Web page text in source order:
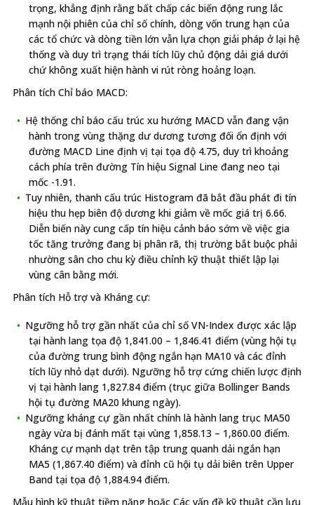
trọng, khẳng định rằng bất chấp các biến động rung lắc
mạnh nội phiên của chỉ số chính, dòng vốn trung hạn của
các tổ chức và dòng tiền lớn vẫn lựa chọn giải pháp ở lại hệ
thống và duy trì trạng thái tích lũy chủ động dải giá dưới
chứ không xuất hiện hành vi rút ròng hoảng loạn.
Phân tích Chỉ báo MACD:
Hệ thống chỉ báo cấu trúc xu hướng MACD vẫn đang vận
hành trong vùng thặng dư dương tương đối ổn định với
đường MACD Line định vị tại tọa độ 4.75, duy trì khoảng
cách phía trên đường Tín hiệu Signal Line đang neo tại
mốc -1.91.
Tuy nhiên, thanh cấu trúc Histogram đã bắt đầu phát đi tín
hiệu thu hẹp biên độ dương khi giảm về mốc giá trị 6.66.
Diễn biến này cung cấp tín hiệu cảnh báo sớm về việc gia
tốc tăng trưởng đang bị phân rã, thị trường bắt buộc phải
nhường sân cho chu kỳ điều chỉnh kỹ thuật thiết lập lại
vùng cân bằng mới.
Phân tích Hỗ trợ và Kháng cự:
Ngưỡng hỗ trợ gần nhất của chỉ số VN-Index được xác lập
tại hành lang tọa độ 1,841.00 – 1,846.41 điểm (vùng hội tụ
của đường trung bình động ngắn hạn MA10 và các đỉnh
tích lũy nhỏ dạt dưới). Ngưỡng hỗ trợ cứng chiến lược định
vị tại hành lang 1,827.84 điểm (trục giữa Bollinger Bands
hội tụ đường MA20 khung ngày).
Ngưỡng kháng cự gần nhất chính là hành lang trục MA50
ngày vừa bị đánh mất tại vùng 1,858.13 – 1,860.00 điểm.
Kháng cự mạnh dạt trên tập trung quanh dải ngắn hạn
MA5 (1,867.40 điểm) và đỉnh cũ hội tụ dải biên trên Upper
Band tại tọa độ 1,884.94 điểm.
Mẫu hình kỹ thuật tiềm năng hoặc Các vấn đề kỹ thuật cần lưu